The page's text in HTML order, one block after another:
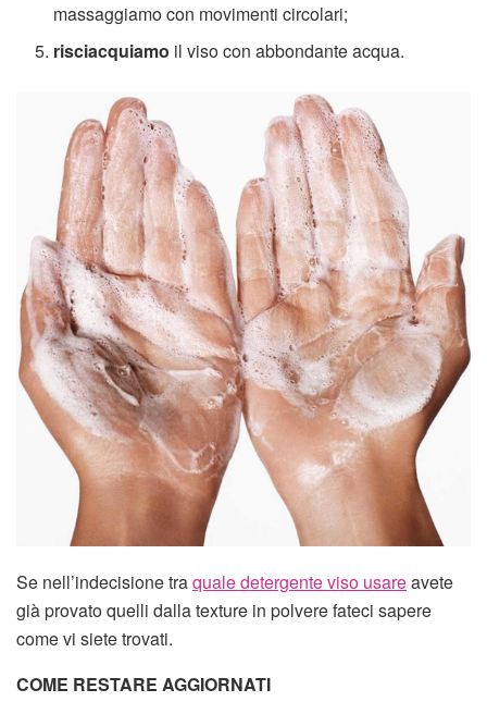
massaggiamo con movimenti circolari;
risciacquiamo il viso con abbondante acqua.
Se nell’indecisione traquale detergente viso usareavete
già provato quelli dalla texture in polvere fateci sapere
come vi siete trovati.
COME RESTARE AGGIORNATI